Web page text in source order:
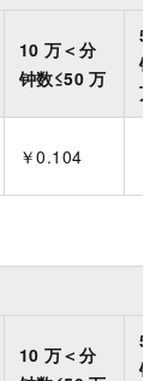
10 万＜分
钟数≤50 万
50
钟
万
￥0.104
10 万＜分
50
钟